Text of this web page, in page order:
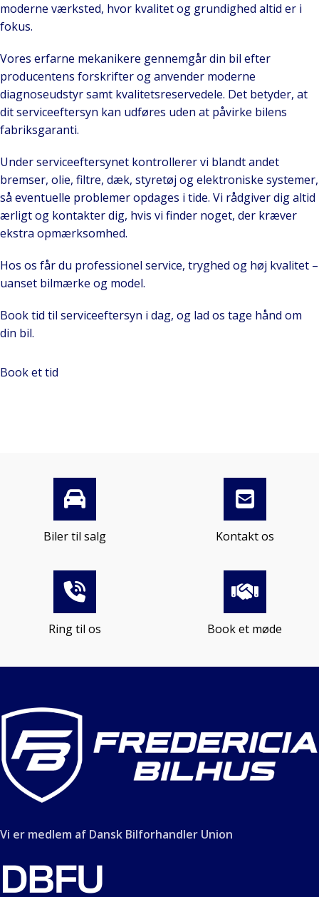
moderne værksted, hvor kvalitet og grundighed altid er i
fokus.
Vores erfarne mekanikere gennemgår din bil efter
producentens forskrifter og anvender moderne
diagnoseudstyr samt kvalitetsreservedele. Det betyder, at
dit serviceeftersyn kan udføres uden at påvirke bilens
fabriksgaranti.
Under serviceeftersynet kontrollerer vi blandt andet
bremser, olie, filtre, dæk, styretøj og elektroniske systemer,
så eventuelle problemer opdages i tide. Vi rådgiver dig altid
ærligt og kontakter dig, hvis vi finder noget, der kræver
ekstra opmærksomhed.
Hos os får du professionel service, tryghed og høj kvalitet –
uanset bilmærke og model.
Book tid til serviceeftersyn i dag, og lad os tage hånd om
din bil.
Book et tid
Biler til salg Kontakt os
Ring til os Book et møde
Vi er medlem af Dansk Bilforhandler Union